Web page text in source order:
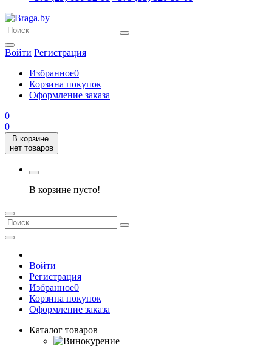
Войти Регистрация
Избранное0
Корзина покупок
Оформление заказа
0
0
В корзине
нет товаров
В корзине пусто!
Войти
Регистрация
Избранное0
Корзина покупок
Оформление заказа
Каталог товаров